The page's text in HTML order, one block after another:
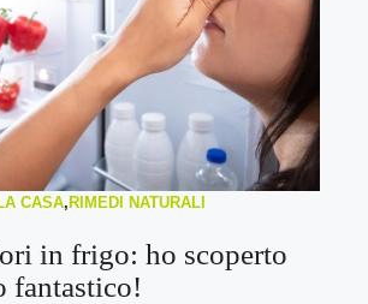
CASA, RIMEDI NATURALI
in frigo: ho scoperto
fantastico!